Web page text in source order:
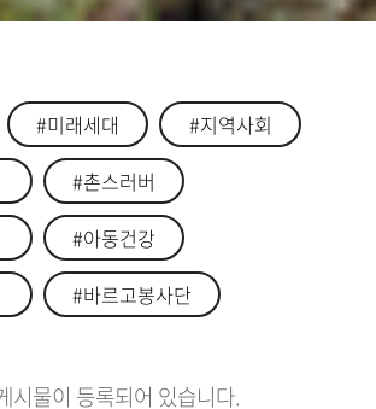
#미래세대
#지역사회
#촌스러버
#아동건강
#바르고봉사단
시물이 등록되어 있습니다.